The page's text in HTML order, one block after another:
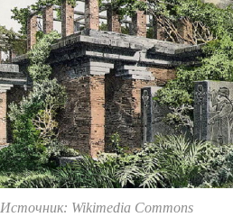
Источник: Wikimedia Commons